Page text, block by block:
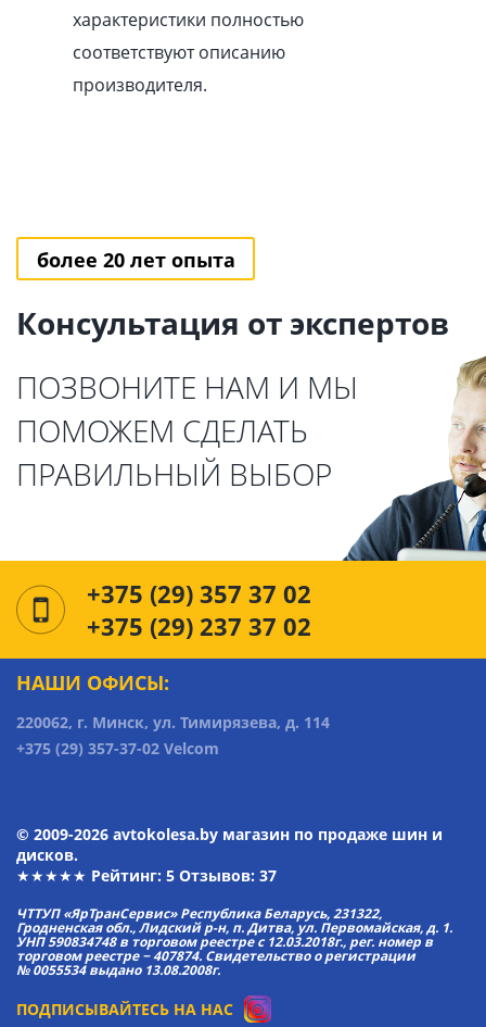
характеристики полностью
соответствуют описанию
производителя.
более 20 лет опыта
Консультация от экспертов
ПОЗВОНИТЕ НАМ И МЫ
ПОМОЖЕМ СДЕЛАТЬ
ПРАВИЛЬНЫЙ ВЫБОР
+375 (29) 357 37 02
+375 (29) 237 37 02
НАШИ ОФИСЫ:
220062, г. Минск, ул. Тимирязева, д. 114
+375 (29) 357-37-02 Velcom
© 2009-2026 avtokolesa.by магазин по продаже шин и
дисков.
★★★★★ Рейтинг: 5 Отзывов: 37
ЧТТУП «ЯрТранСервис» Республика Беларусь, 231322,
Гродненская обл., Лидский р-н, п. Дитва, ул. Первомайская, д. 1.
УНП 590834748 в торговом реестре с 12.03.2018г., рег. номер в
торговом реестре − 407874. Свидетельство о регистрации
№ 0055534 выдано 13.08.2008г.
ПОДПИСЫВАЙТЕСЬ НА НАС